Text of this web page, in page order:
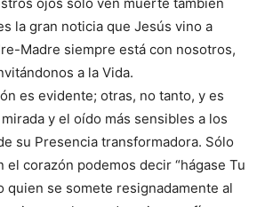
ojos sólo ven muerte también
la gran noticia que Jesús vino a
Madre siempre está con nosotros,
a la Vida.
es evidente; otras, no tanto, y es
y el oído más sensibles a los
su Presencia transformadora. Sólo
el corazón podemos decir “hágase Tu
quien se somete resignadamente al